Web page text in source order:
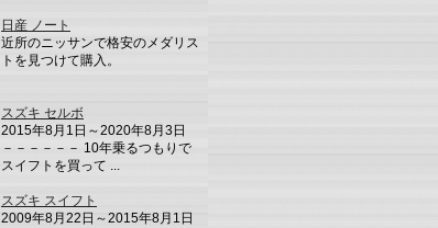
日産 ノート
近所のニッサンで格安のメダリス
トを見つけて購入。
スズキ セルボ
2015年8月1日～2020年8月3日
－－－－－－ 10年乗るつもりで
スイフトを買って ...
スズキ スイフト
2009年8月22日～2015年8月1日